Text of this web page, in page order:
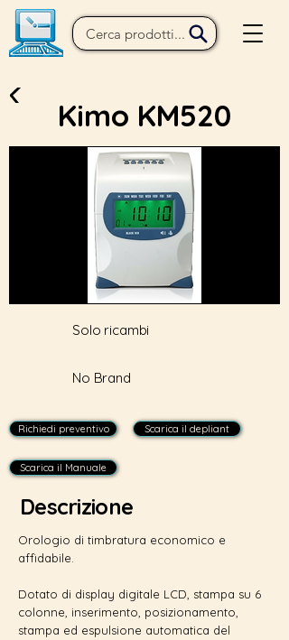
Kimo KM520
Solo ricambi
No Brand
Richiedi preventivo Scarica il depliant
Scarica il Manuale
Descrizione
Orologio di timbratura economico e
affidabile.
Dotato di display digitale LCD, stampa su 6
colonne, inserimento, posizionamento,
stampa ed espulsione automatica del